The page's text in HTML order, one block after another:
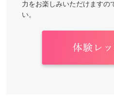
力をお楽しみいただけますの
い。